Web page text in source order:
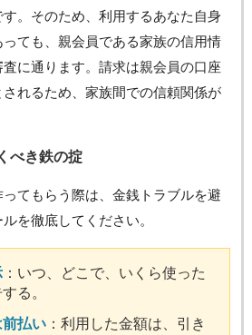
。そのため、利用するあなた自身
ても、親会員である家族の信用情
に通ります。請求は親会員の口座
れるため、家族間での信頼関係が
べき鉄の掟
てもらう際は、金銭トラブルを避
を徹底してください。
：いつ、どこで、いくら使った
る。
払い：利用した金額は、引き